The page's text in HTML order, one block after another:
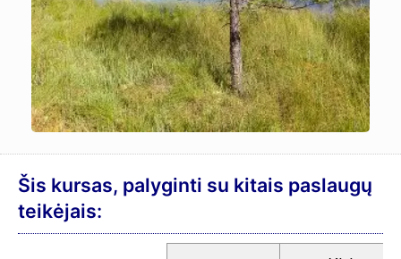
Šis kursas, palyginti su kitais paslaugų
teikėjais: